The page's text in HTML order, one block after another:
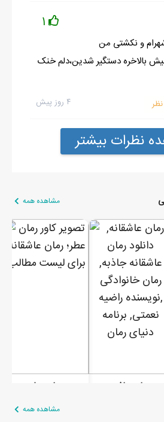
1
و نکشتی من
بالاخره دستگیر شدین،دلم خنک
۴ روز پیش
بیشتر
مشاهده همه
رمان جاذبه رمان عطر
مشاهده همه